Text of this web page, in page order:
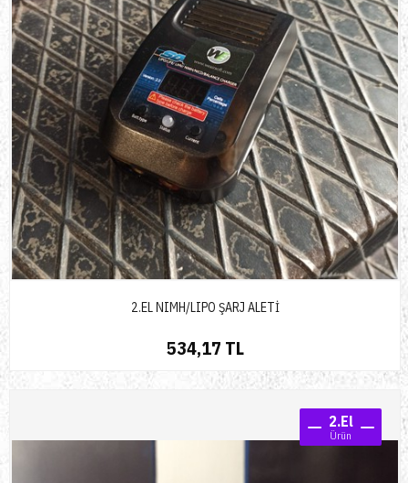
2.EL NIMH/LIPO ŞARJ ALETİ
534,17 TL
2.El
Ürün